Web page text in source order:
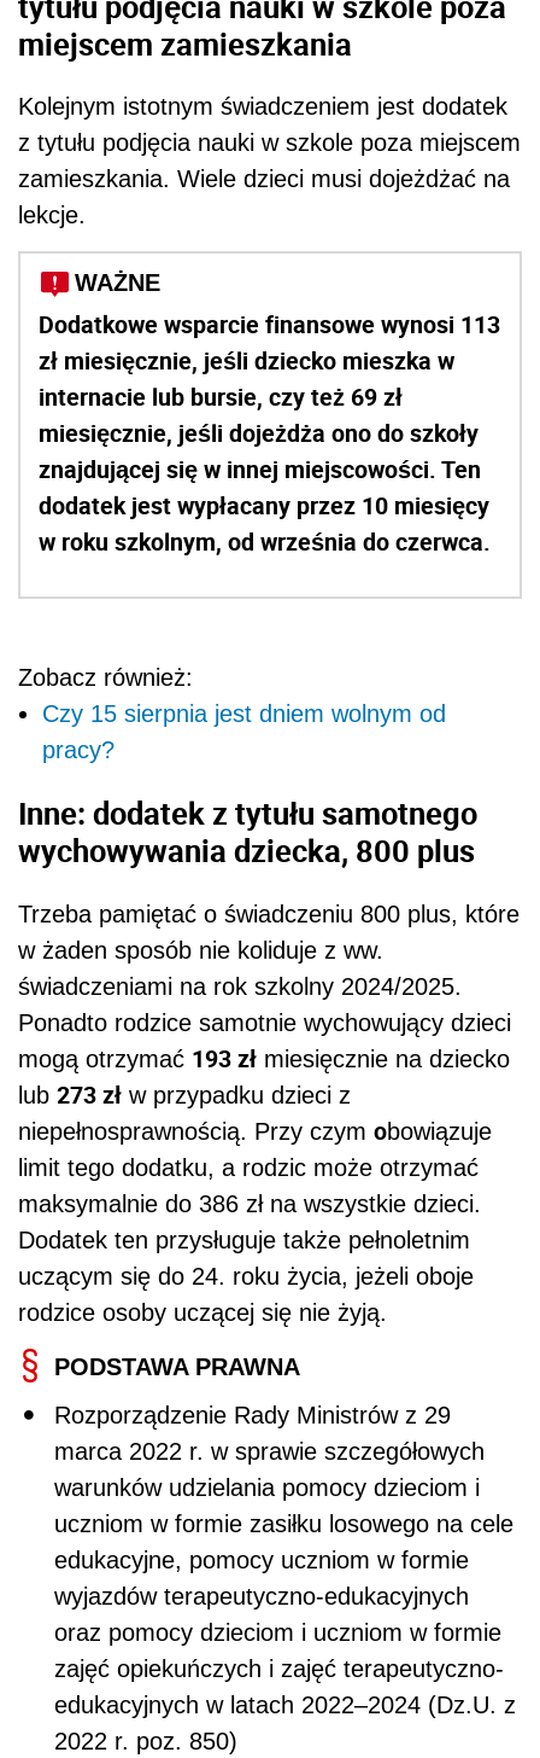
miejscem zamieszkania
Kolejnym istotnym świadczeniem jest dodatek
z tytułu podjęcia nauki w szkole poza miejscem
zamieszkania. Wiele dzieci musi dojeżdżać na
lekcje.
WAŻNE
Dodatkowe wsparcie finansowe wynosi 113
zł miesięcznie, jeśli dziecko mieszka w
internacie lub bursie, czy też 69 zł
miesięcznie, jeśli dojeżdża ono do szkoły
znajdującej się w innej miejscowości. Ten
dodatek jest wypłacany przez 10 miesięcy
w roku szkolnym, od września do czerwca.
Zobacz również:
Czy 15 sierpnia jest dniem wolnym od
pracy?
Inne: dodatek z tytułu samotnego
wychowywania dziecka, 800 plus
Trzeba pamiętać o świadczeniu 800 plus, które
w żaden sposób nie koliduje z ww.
świadczeniami na rok szkolny 2024/2025.
Ponadto rodzice samotnie wychowujący dzieci
mogą otrzymać 193 zł miesięcznie na dziecko
lub 273 zł w przypadku dzieci z
niepełnosprawnością. Przy czym obowiązuje
limit tego dodatku, a rodzic może otrzymać
maksymalnie do 386 zł na wszystkie dzieci.
Dodatek ten przysługuje także pełnoletnim
uczącym się do 24. roku życia, jeżeli oboje
rodzice osoby uczącej się nie żyją.
PODSTAWA PRAWNA
Rozporządzenie Rady Ministrów z 29
marca 2022 r. w sprawie szczegółowych
warunków udzielania pomocy dzieciom i
uczniom w formie zasiłku losowego na cele
edukacyjne, pomocy uczniom w formie
wyjazdów terapeutyczno-edukacyjnych
oraz pomocy dzieciom i uczniom w formie
zajęć opiekuńczych i zajęć terapeutyczno-
edukacyjnych w latach 2022–2024 (Dz.U. z
2022 r. poz. 850)